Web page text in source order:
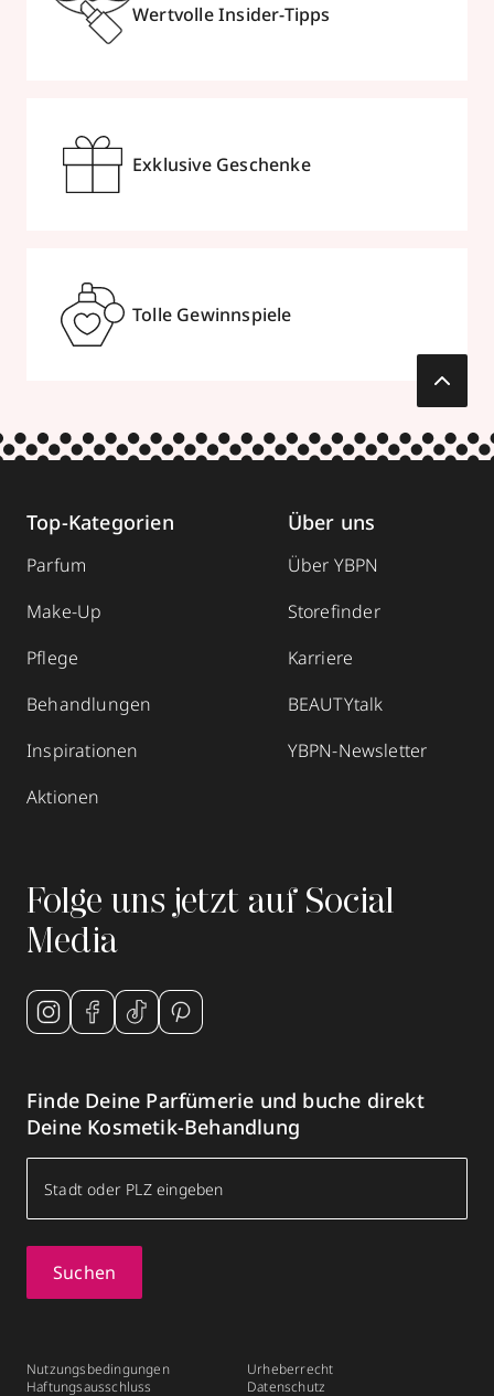
Wertvolle Insider-Tipps
Exklusive Geschenke
Tolle Gewinnspiele
Top-Kategorien
Parfum
Make-Up
Pflege
Behandlungen
Inspirationen
Aktionen
Über uns
Über YBPN
Storefinder
Karriere
BEAUTYtalk
YBPN-Newsletter
Folge uns jetzt auf Social
Media
Finde Deine Parfümerie und buche direkt
Deine Kosmetik-Behandlung
Suchen
Nutzungsbedingungen
Haftungsausschluss
Urheberrecht
Datenschutz